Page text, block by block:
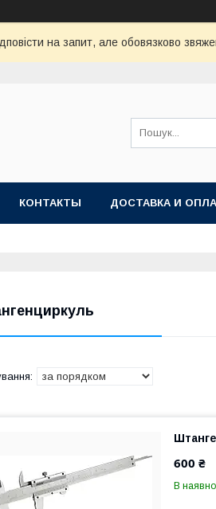
на запит, але обовязково
КОНТАКТЫ ДОСТАВКА И
600 ₴
В